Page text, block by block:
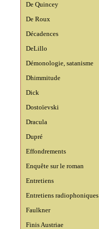
De Quincey
De Roux
Décadences
DeLillo
Démonologie, satanisme
Dhimmitude
Dick
Dostoïevski
Dracula
Dupré
Effondrements
Enquête sur le roman
Entretiens
Entretiens radiophoniques
Faulkner
Finis Austriae